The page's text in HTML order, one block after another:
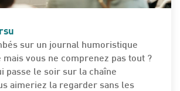
sur un journal humoristique
vous ne comprenez pas tout ?
passe le soir sur la chaîne
aimeriez la regarder sans les